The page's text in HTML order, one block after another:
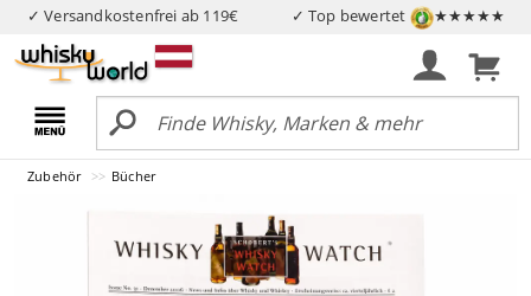
✓ Versandkostenfrei ab 119€ ✓ Top bewertet ★★★★★
Zubehör Bücher